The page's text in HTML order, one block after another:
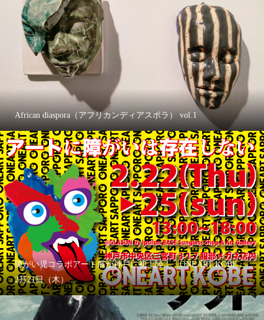
African diaspora（アフリカンディアスポラ） vol.1
障がい児コラボアート展が神戸に初上陸！「ONEART KOBE」
2月21日（木）...